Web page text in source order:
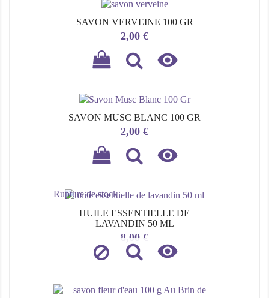
SAVON VERVEINE 100 GR
Prix
2,00 €

SAVON MUSC BLANC 100 GR
Prix
2,00 €

Rupture de stock
HUILE ESSENTIELLE DE
LAVANDIN 50 ML
Prix
8,00 €
